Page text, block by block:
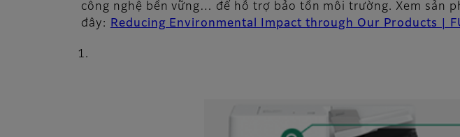
công nghệ bền vững… để hỗ trợ bảo tồn môi trường. Xem sản
đây:
Reducing Environmental Impact through Our Products |